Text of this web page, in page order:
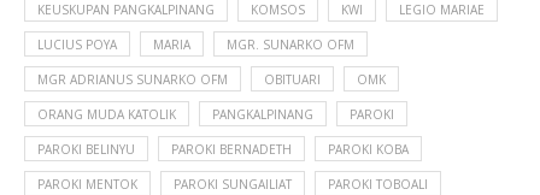
KEUSKUPAN PANGKALPINANG KOMSOS KWI LEGIO MARIAE
LUCIUS POYA MARIA MGR. SUNARKO OFM
MGR ADRIANUS SUNARKO OFM OBITUARI OMK
ORANG MUDA KATOLIK PANGKALPINANG PAROKI
PAROKI BELINYU PAROKI BERNADETH PAROKI KOBA
PAROKI MENTOK PAROKI SUNGAILIAT PAROKI TOBOALI